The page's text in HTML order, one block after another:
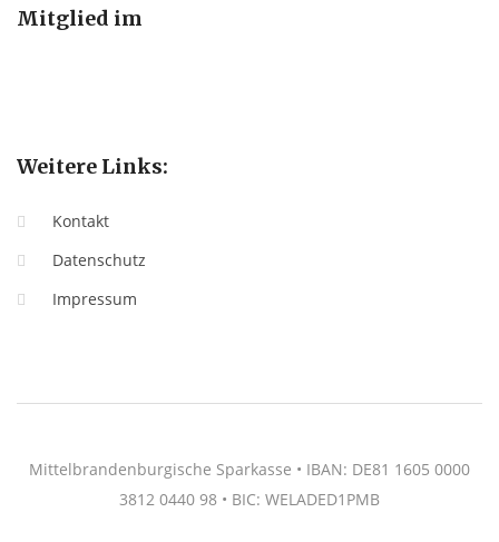
Mitglied im
Weitere Links:
Kontakt
Datenschutz
Impressum
Mittelbrandenburgische Sparkasse • IBAN: DE81 1605 0000
3812 0440 98 • BIC: WELADED1PMB